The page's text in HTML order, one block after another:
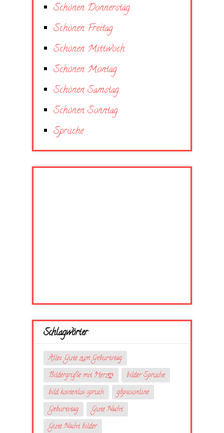
Schönen Donnerstag
Schönen Freitag
Schönen Mittwoch
Schönen Montag
Schönen Samstag
Schönen Sonntag
Sprüche
Schlagwörter
Alles Gute zum Geburtstag
Bildergrüße mit Herzღ
bilder Sprüche
bild kostenlos spruch
gbpicsonline
Geburtstag
Gute Nacht
Gute Nacht bilder